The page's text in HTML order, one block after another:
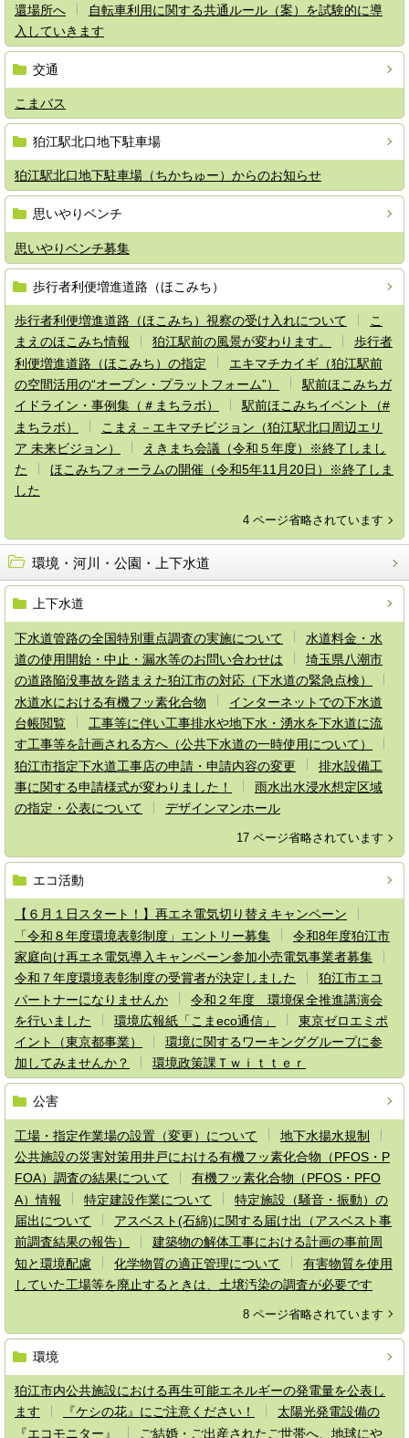
還場所へ
自転車利用に関する共通ルール（案）を試験的に導
入していきます
交通
こまバス
狛江駅北口地下駐車場
狛江駅北口地下駐車場（ちかちゅー）からのお知らせ
思いやりベンチ
思いやりベンチ募集
歩行者利便増進道路（ほこみち）
歩行者利便増進道路（ほこみち）視察の受け入れについて
こ
まえのほこみち情報
狛江駅前の風景が変わります。
歩行者
利便増進道路（ほこみち）の指定
エキマチカイギ（狛江駅前
の空間活用の“オープン・プラットフォーム”）
駅前ほこみちガ
イドライン・事例集（＃まちラボ）
駅前ほこみちイベント（#
まちラボ）
こまえ－エキマチビジョン（狛江駅北口周辺エリ
ア 未来ビジョン）
えきまち会議（令和５年度）※終了しまし
た
ほこみちフォーラムの開催（令和5年11月20日）※終了しま
した
4 ページ省略されています
環境・河川・公園・上下水道
上下水道
下水道管路の全国特別重点調査の実施について
水道料金・水
道の使用開始・中止・漏水等のお問い合わせは
埼玉県八潮市
の道路陥没事故を踏まえた狛江市の対応（下水道の緊急点検）
水道水における有機フッ素化合物
インターネットでの下水道
台帳閲覧
工事等に伴い工事排水や地下水・湧水を下水道に流
す工事等を計画される方へ（公共下水道の一時使用について）
狛江市指定下水道工事店の申請・申請内容の変更
排水設備工
事に関する申請様式が変わりました！
雨水出水浸水想定区域
の指定・公表について
デザインマンホール
17 ページ省略されています
エコ活動
【６月１日スタート！】再エネ電気切り替えキャンペーン
「令和８年度環境表彰制度」エントリー募集
令和8年度狛江市
家庭向け再エネ電気導入キャンペーン参加小売電気事業者募集
令和７年度環境表彰制度の受賞者が決定しました
狛江市エコ
パートナーになりませんか
令和２年度 環境保全推進講演会
を行いました
環境広報紙「こまeco通信」
東京ゼロエミポ
イント（東京都事業）
環境に関するワーキンググループに参
加してみませんか？
環境政策課Ｔｗｉｔｔｅｒ
公害
工場・指定作業場の設置（変更）について
地下水揚水規制
公共施設の災害対策用井戸における有機フッ素化合物（PFOS・P
FOA）調査の結果について
有機フッ素化合物（PFOS・PFO
A）情報
特定建設作業について
特定施設（騒音・振動）の
届出について
アスベスト(石綿)に関する届け出（アスベスト事
前調査結果の報告）
建築物の解体工事における計画の事前周
知と環境配慮
化学物質の適正管理について
有害物質を使用
していた工場等を廃止するときは、土壌汚染の調査が必要です
8 ページ省略されています
環境
狛江市内公共施設における再生可能エネルギーの発電量を公表し
ます
『ケシの花』にご注意ください！
太陽光発電設備の
『エコモニター』
ご結婚・ご出産されたご世帯へ、地球にや